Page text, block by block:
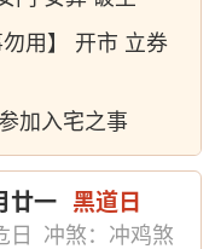
勿用】 开市 立券
加入宅之事
廿一 黑道日
日
冲煞：冲鸡煞